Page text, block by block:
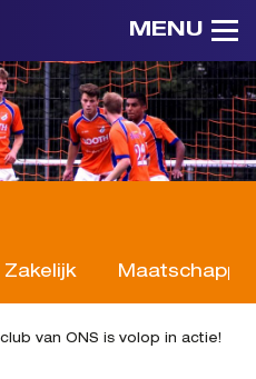
MENU
Zakelijk
van ONS is volop in actie!